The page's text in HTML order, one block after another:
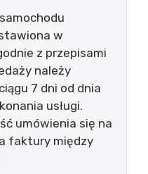
w
z przepisami
należy
7 dni od dnia
usługi.
umówienia się na
faktury między